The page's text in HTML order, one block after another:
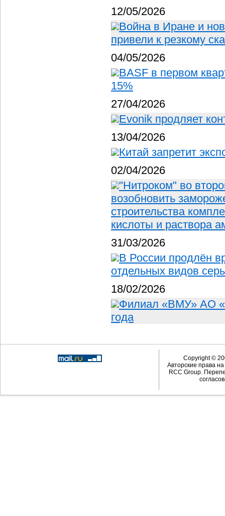
12/05/2026
Война в Иране и
привели к резкому
04/05/2026
BASF в первом
15%
27/04/2026
Evonik продляет
13/04/2026
Китай запретит
02/04/2026
"Нитроком" во
возобновить
строительства
кислоты и раствора
31/03/2026
В России продлён
отдельных видов
18/02/2026
Филиал «ВМУ» АО
года
Copyright ©
Авторские права
RCC Group.